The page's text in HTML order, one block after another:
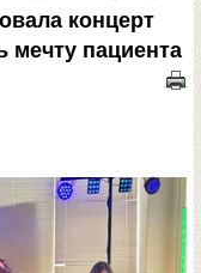
концерт
мечту пациента